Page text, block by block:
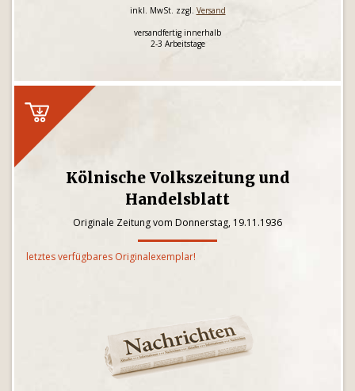
inkl. MwSt. zzgl. Versand
versandfertig innerhalb
2-3 Arbeitstage
Kölnische Volkszeitung und
Handelsblatt
Originale Zeitung vom Donnerstag, 19.11.1936
letztes verfügbares Originalexemplar!